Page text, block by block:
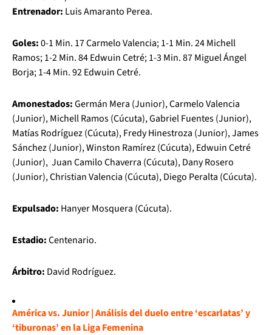
Entrenador: Luis Amaranto Perea.
Goles:0-1 Min. 17 Carmelo Valencia; 1-1 Min. 24 Michell
Ramos; 1-2 Min. 84 Edwuin Cetré; 1-3 Min. 87 Miguel Ángel
Borja; 1-4 Min. 92 Edwuin Cetré.
Amonestados:Germán Mera (Junior), Carmelo Valencia
(Junior), Michell Ramos (Cúcuta), Gabriel Fuentes (Junior),
Matías Rodríguez (Cúcuta), Fredy Hinestroza (Junior), James
Sánchez (Junior), Winston Ramírez (Cúcuta), Edwuin Cetré
(Junior), Juan Camilo Chaverra (Cúcuta), Dany Rosero
(Junior), Christian Valencia (Cúcuta), Diego Peralta (Cúcuta).
Expulsado: Hanyer Mosquera (Cúcuta).
Estadio:Centenario.
Árbitro: David Rodríguez.
América vs. Junior | Análisis del duelo entre ‘escarlatas’ y
‘tiburonas’ en la Liga Femenina